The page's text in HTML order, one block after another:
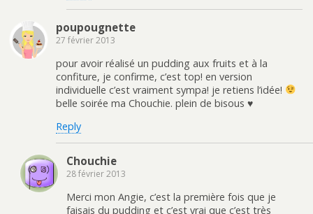
poupougnette
27 février 2013
pour avoir réalisé un pudding aux fruits et à la
confiture, je confirme, c’est top! en version
individuelle c’est vraiment sympa! je retiens l’idée!
belle soirée ma Chouchie. plein de bisous ♥
Reply
Chouchie
28 février 2013
Merci mon Angie, c’est la première fois que je
faisais du pudding et c’est vrai que c’est très